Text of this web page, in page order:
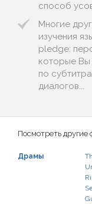
способ
Многие
изучения
pledge:
которые Вы
по
диалогов...
Посмотреть другие
Драмы